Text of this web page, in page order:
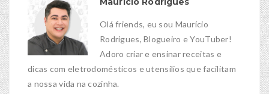
Olá friends, eu sou Maurício
Rodrigues, Blogueiro e YouTuber!
Adoro criar e ensinar receitas e
dicas com eletrodomésticos e utensílios que facilitam
a nossa vida na cozinha.